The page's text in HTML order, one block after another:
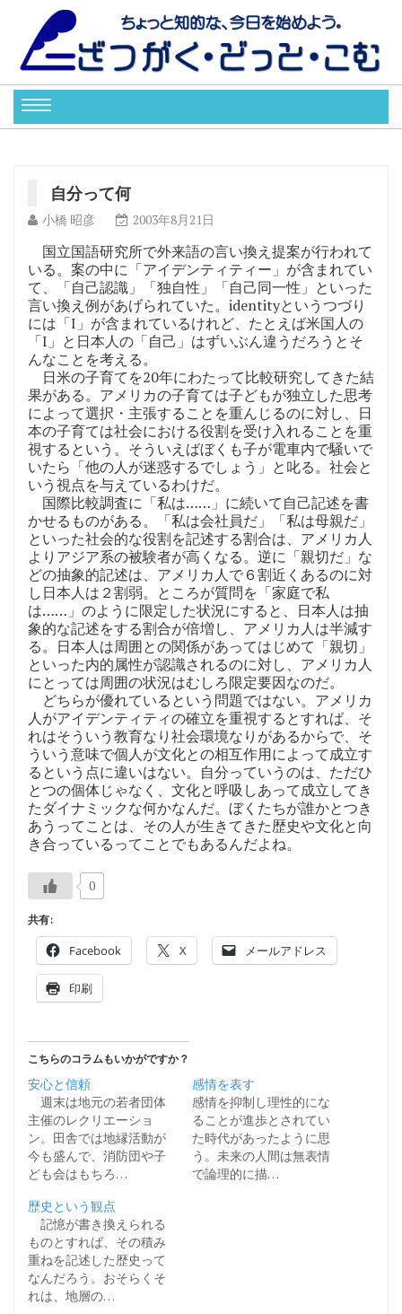
自分って何
小橋 昭彦 2003年8月21日
国立国語研究所で外来語の言い換え提案が行われて
いる。案の中に「アイデンティティー」が含まれてい
て、「自己認識」「独自性」「自己同一性」といった
言い換え例があげられていた。identityというつづり
には「I」が含まれているけれど、たとえば米国人の
「I」と日本人の「自己」はずいぶん違うだろうとそ
んなことを考える。
日米の子育てを20年にわたって比較研究してきた結
果がある。アメリカの子育ては子どもが独立した思考
によって選択・主張することを重んじるのに対し、日
本の子育ては社会における役割を受け入れることを重
視するという。そういえばぼくも子が電車内で騒いで
いたら「他の人が迷惑するでしょう」と叱る。社会と
いう視点を与えているわけだ。
国際比較調査に「私は……」に続いて自己記述を書
かせるものがある。「私は会社員だ」「私は母親だ」
といった社会的な役割を記述する割合は、アメリカ人
よりアジア系の被験者が高くなる。逆に「親切だ」な
どの抽象的記述は、アメリカ人で６割近くあるのに対
し日本人は２割弱。ところが質問を「家庭で私
は……」のように限定した状況にすると、日本人は抽
象的な記述をする割合が倍増し、アメリカ人は半減す
る。日本人は周囲との関係があってはじめて「親切」
といった内的属性が認識されるのに対し、アメリカ人
にとっては周囲の状況はむしろ限定要因なのだ。
どちらが優れているという問題ではない。アメリカ
人がアイデンティティの確立を重視するとすれば、そ
れはそういう教育なり社会環境なりがあるからで、そ
ういう意味で個人が文化との相互作用によって成立す
るという点に違いはない。自分っていうのは、ただひ
とつの個体じゃなく、文化と呼吸しあって成立してき
たダイナミックな何かなんだ。ぼくたちが誰かとつき
あうってことは、その人が生きてきた歴史や文化と向
き合っているってことでもあるんだよね。
0
共有:
Facebook X メールアドレス
印刷
こちらのコラムもいかがですか？
安心と信頼
週末は地元の若者団体
主催のレクリエーショ
ン。田舎では地縁活動が
今も盛んで、消防団や子
ども会はもちろ…
感情を表す
感情を抑制し理性的にな
ることが進歩とされてい
た時代があったように思
う。未来の人間は無表情
で論理的に描…
歴史という観点
記憶が書き換えられる
ものとすれば、その積み
重ねを記述した歴史って
なんだろう。おそらくそ
れは、地層の…